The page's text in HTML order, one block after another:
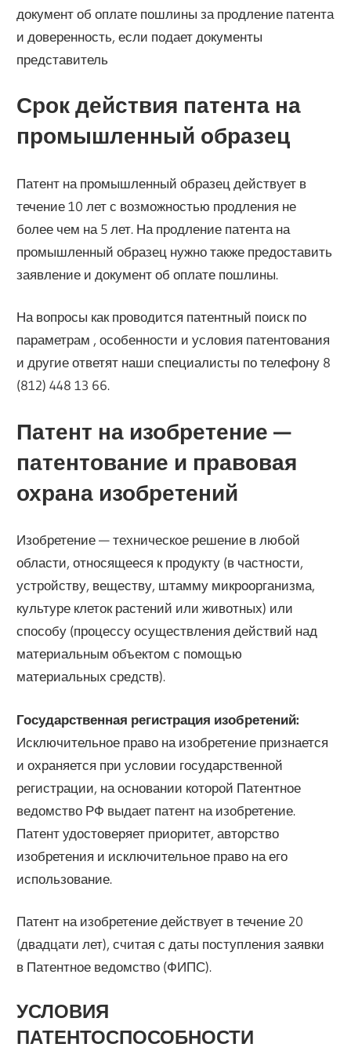
документ об оплате пошлины за продление патента
и доверенность, если подает документы
представитель
Срок действия патента на
промышленный образец
Патент на промышленный образец действует в
течение 10 лет с возможностью продления не
более чем на 5 лет. На продление патента на
промышленный образец нужно также предоставить
заявление и документ об оплате пошлины.
На вопросы как проводится патентный поиск по
параметрам , особенности и условия патентования
и другие ответят наши специалисты по телефону 8
(812) 448 13 66.
Патент на изобретение —
патентование и правовая
охрана изобретений
Изобретение — техническое решение в любой
области, относящееся к продукту (в частности,
устройству, веществу, штамму микроорганизма,
культуре клеток растений или животных) или
способу (процессу осуществления действий над
материальным объектом с помощью
материальных средств).
Государственная регистрация изобретений:
Исключительное право на изобретение признается
и охраняется при условии государственной
регистрации, на основании которой Патентное
ведомство РФ выдает патент на изобретение.
Патент удостоверяет приоритет, авторство
изобретения и исключительное право на его
использование.
Патент на изобретение действует в течение 20
(двадцати лет), считая с даты поступления заявки
в Патентное ведомство (ФИПС).
УСЛОВИЯ
ПАТЕНТОСПОСОБНОСТИ